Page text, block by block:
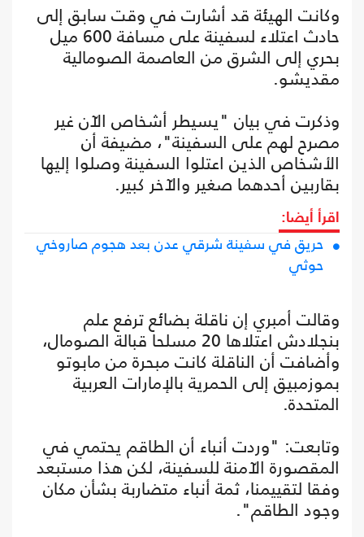
وكانت الهيئة قد أشارت في وقت سابق إلى
حادث اعتلاء لسفينة على مسافة 600 ميل
بحري إلى الشرق من العاصمة الصومالية
مقديشو.
وذكرت في بيان "يسيطر أشخاص الآن غير
مصرح لهم على السفينة"، مضيفة أن
الأشخاص الذين اعتلوا السفينة وصلوا إليها
بقاربين أحدهما صغير والآخر كبير.
اقرأ أيضا:
حريق في سفينة شرقي عدن بعد هجوم صاروخي
حوثي
وقالت أمبري إن ناقلة بضائع ترفع علم
بنجلادش اعتلاها 20 مسلحا قبالة الصومال،
وأضافت أن الناقلة كانت مبحرة من مابوتو
بموزمبيق إلى الحمرية بالإمارات العربية
المتحدة.
وتابعت: "وردت أنباء أن الطاقم يحتمي في
المقصورة الآمنة للسفينة، لكن هذا مستبعد
وفقا لتقييمنا، ثمة أنباء متضاربة بشأن مكان
وجود الطاقم".